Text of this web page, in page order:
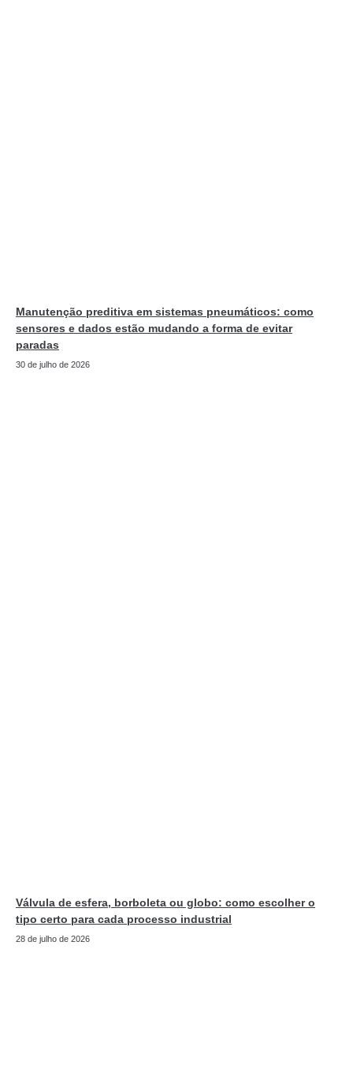
Manutenção preditiva em sistemas pneumáticos: como
sensores e dados estão mudando a forma de evitar
paradas
30 de julho de 2026
Válvula de esfera, borboleta ou globo: como escolher o
tipo certo para cada processo industrial
28 de julho de 2026